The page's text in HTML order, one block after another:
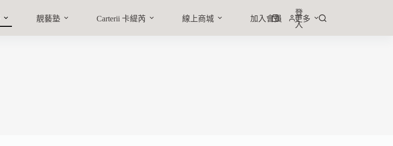
靚藝塾 Carterii 卡緹芮 線上商城 加入會員 更多
登
入